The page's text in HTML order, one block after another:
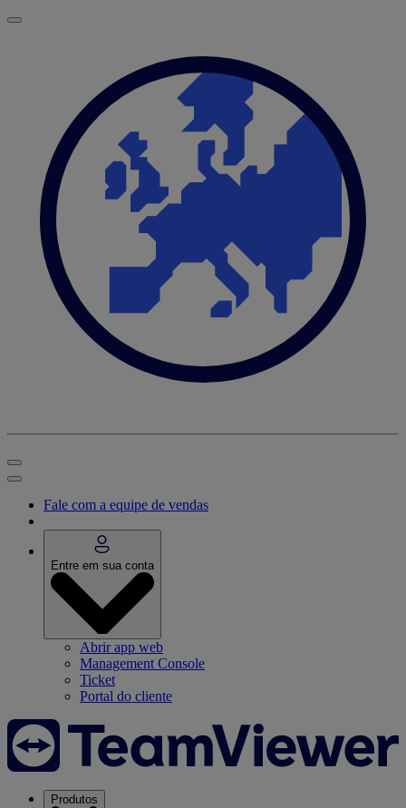
Fale com a equipe de vendas
Entre em sua conta
Abrir app web
Management Console
Ticket
Portal do cliente
Produtos